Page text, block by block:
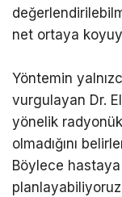
net ortaya
Yöntemin
vurgulayan Dr.
yönelik
olmadığını
Böylece